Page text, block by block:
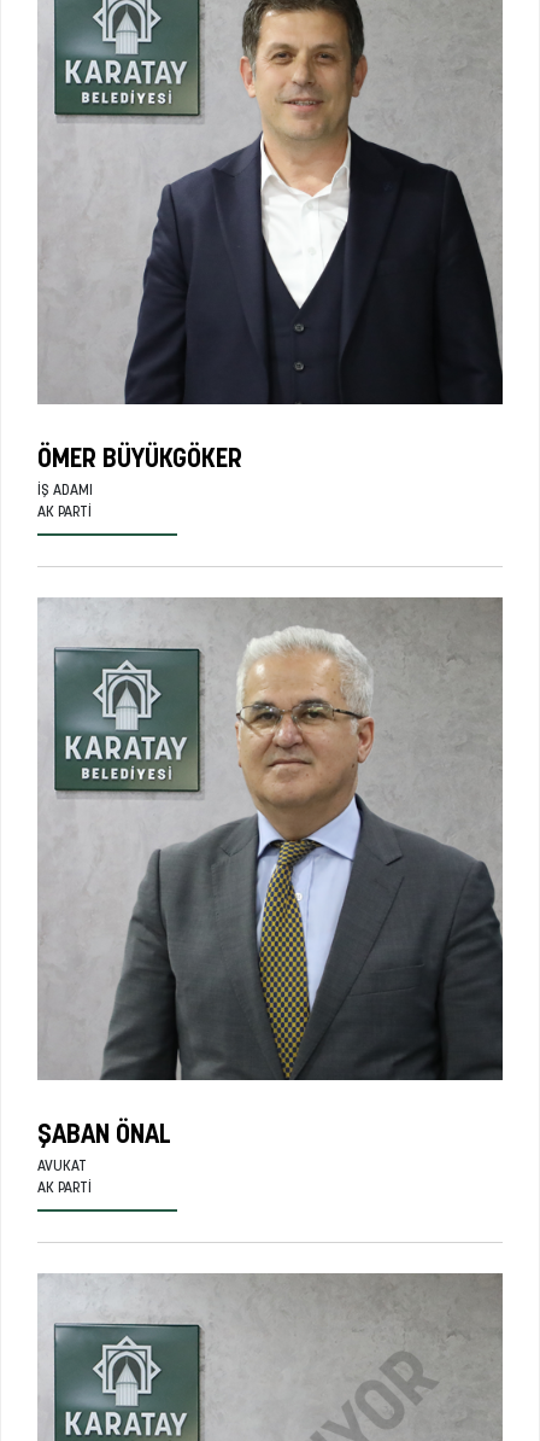
ÖMER BÜYÜKGÖKER
İŞ ADAMI
AK PARTI
ŞABAN ÖNAL
AVUKAT
AK PARTI